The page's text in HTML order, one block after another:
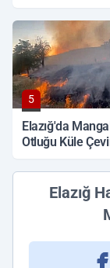
5
Elazığ'da
Otluğu Küle
Söndürüldü
Elazığ